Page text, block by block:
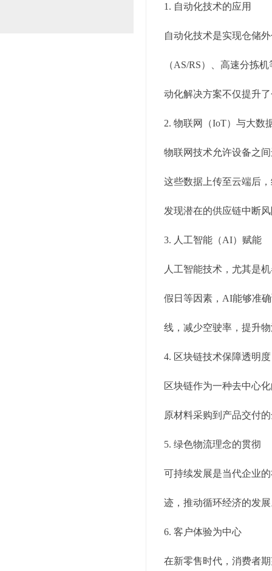
1. 自动化技术的应用
自动化技术是实现仓储
（AS/RS）、高速分拣
动化解决方案不仅提升
2. 物联网（IoT）与大数
物联网技术允许设备之
这些数据上传至云端后
发现潜在的供应链中断
3. 人工智能（AI）赋能
人工智能技术，尤其是
假日等因素，AI能够准
线，减少空驶率，提升
4. 区块链技术保障透明度
区块链作为一种去中心
原材料采购到产品交付
5. 绿色物流理念的贯彻
可持续发展是当代企业
迹，推动循环经济的发
6. 客户体验为中心
在新零售时代，消费者